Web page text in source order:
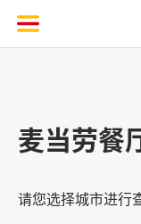
麦当劳餐
请您选择城市进行